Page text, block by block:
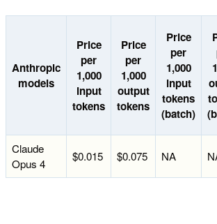
Anthropic
models
Price
per
1,000
input
tokens
Price
per
1,000
output
tokens
Price
per
1,000
input
tokens
(batch)
Claude
Opus 4
$0.015 $0.075 NA